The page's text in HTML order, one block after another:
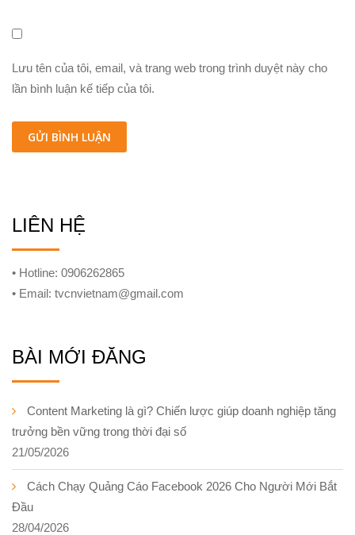
Lưu tên của tôi, email, và trang web trong trình duyệt này cho
lần bình luận kế tiếp của tôi.
LIÊN HỆ
• Hotline: 0906262865
• Email: tvcnvietnam@gmail.com
BÀI MỚI ĐĂNG
Content Marketing là gì? Chiến lược giúp doanh nghiệp tăng
trưởng bền vững trong thời đại số
21/05/2026
Cách Chạy Quảng Cáo Facebook 2026 Cho Người Mới Bắt
Đầu
28/04/2026